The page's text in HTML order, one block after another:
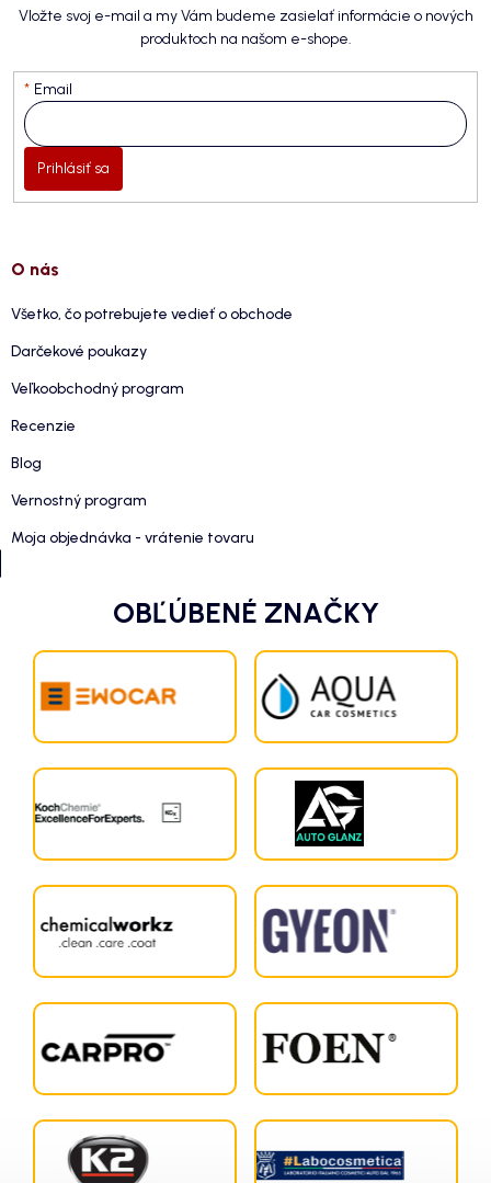
Vložte svoj e-mail a my Vám budeme zasielať informácie o nových
produktoch na našom e-shope.
Email
Prihlásiť sa
O nás
Všetko, čo potrebujete vedieť o obchode
Darčekové poukazy
Veľkoobchodný program
Recenzie
Blog
Vernostný program
Moja objednávka - vrátenie tovaru
OBĽÚBENÉ ZNAČKY